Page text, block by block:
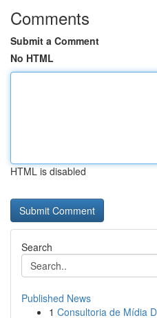
Comments
Submit a Comment
No HTML
HTML is disabled
Search
Published News
1 Consultoria de Mídia